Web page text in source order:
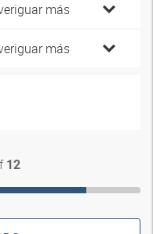
más
más
12